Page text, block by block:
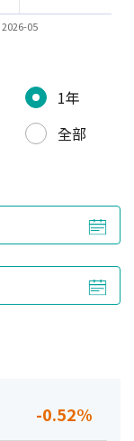
2026-05
1年
全部
-0.52%